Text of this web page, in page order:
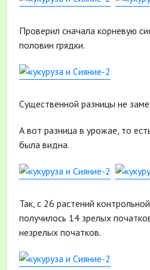
Проверил сначала корневую
половин грядки.
Существенной разницы не
А вот разница в урожае, то
была видна.
Так, с 26 растений
получилось 14 зрелых
незрелых початков.